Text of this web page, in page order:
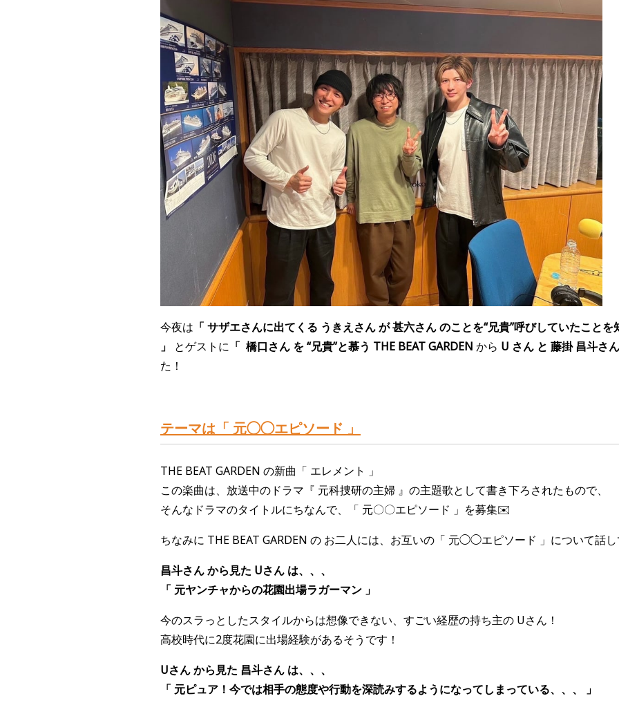
今夜は 「 サザエさんに出てくる うきえさん が 甚六さん のことを“兄貴”呼びしていたことを
」 とゲストに 「 橋口さん を “兄貴”と慕う THE BEAT GARDEN から U さん と 藤掛 昌斗さん
た！
テーマは「 元◯◯エピソード 」
THE BEAT GARDEN の新曲「 エレメント 」
この楽曲は、放送中のドラマ『 元科捜研の主婦 』の主題歌として書き下ろされたもので、
そんなドラマのタイトルにちなんで、「 元〇〇エピソード 」を募集✉️
ちなみに THE BEAT GARDEN の お二人には、お互いの「 元◯◯エピソード 」について話し
昌斗さんから見た Uさん は、、、
「 元ヤンチャからの花園出場ラガーマン 」
今のスラっとしたスタイルからは想像できない、すごい経歴の持ち主の Uさん！
高校時代に2度花園に出場経験があるそうです！
Uさん から見た 昌斗さん は、、、
「 元ピュア！今では相手の態度や行動を深読みするようになってしまっている、、、 」